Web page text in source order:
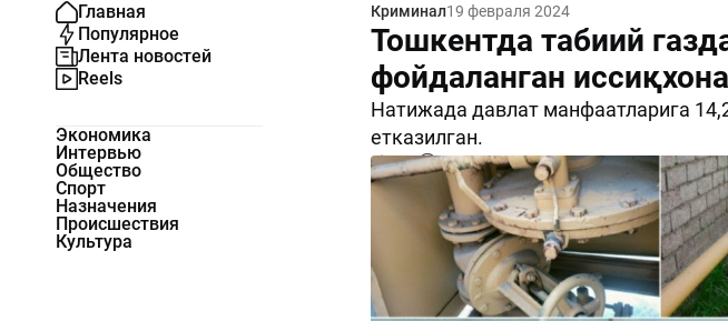
Главная
Популярное
Лента новостей
Reels
Экономика
Интервью
Общество
Спорт
Назначения
Происшествия
Культура
Криминал19 февраля 2024
Тошкентда табиий
фойдаланган
Натижада давлат манфаатларига
етказилган.
654 0